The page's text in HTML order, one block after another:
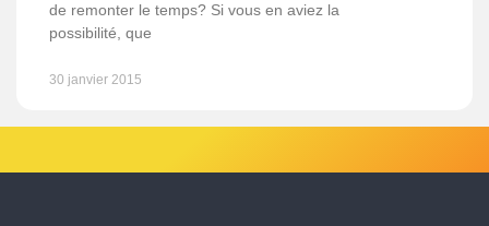
de remonter le temps? Si vous en aviez la
possibilité, que
30 janvier 2015